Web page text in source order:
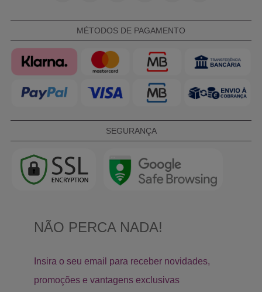
MÉTODOS DE PAGAMENTO
SEGURANÇA